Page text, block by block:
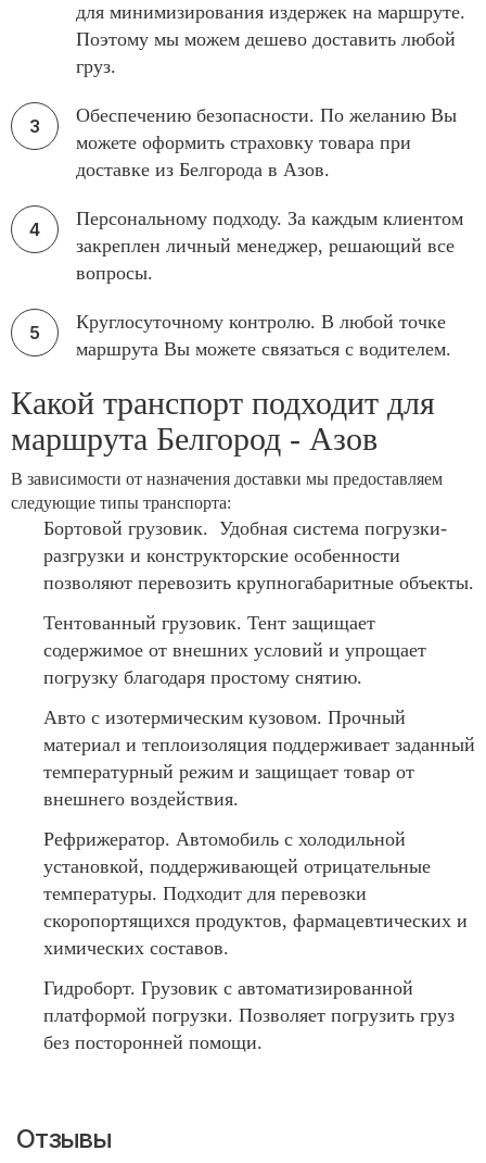
для минимизирования издержек на маршруте.
Поэтому мы можем дешево доставить любой
груз.
Обеспечению безопасности. По желанию Вы
можете оформить страховку товара при
доставке из Белгорода в Азов.
Персональному подходу. За каждым клиентом
закреплен личный менеджер, решающий все
вопросы.
Круглосуточному контролю. В любой точке
маршрута Вы можете связаться с водителем.
Какой транспорт подходит для
маршрута Белгород - Азов
В зависимости от назначения доставки мы предоставляем
следующие типы транспорта:
Бортовой грузовик. Удобная система погрузки-
разгрузки и конструкторские особенности
позволяют перевозить крупногабаритные объекты.
Тентованный грузовик. Тент защищает
содержимое от внешних условий и упрощает
погрузку благодаря простому снятию.
Авто с изотермическим кузовом. Прочный
материал и теплоизоляция поддерживает заданный
температурный режим и защищает товар от
внешнего воздействия.
Рефрижератор. Автомобиль с холодильной
установкой, поддерживающей отрицательные
температуры. Подходит для перевозки
скоропортящихся продуктов, фармацевтических и
химических составов.
Гидроборт. Грузовик с автоматизированной
платформой погрузки. Позволяет погрузить груз
без посторонней помощи.
Отзывы